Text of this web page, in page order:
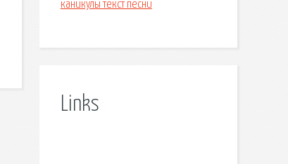
каникулы текст песни
Links